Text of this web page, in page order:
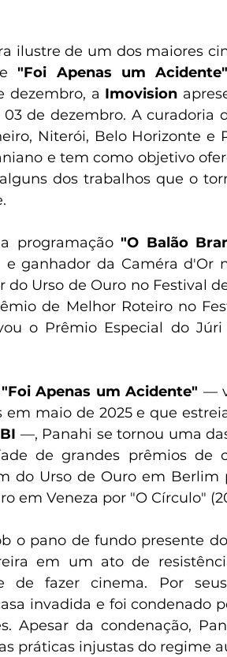
ilustre de um dos maiores
"Foi Apenas um Acidente"
dezembro, a Imovision
de dezembro. A curadoria
Niterói, Belo Horizonte e
e tem como objetivo
dos trabalhos que o
programação "O Balão
ganhador da Caméra d'Or
do Urso de Ouro no Festival
o Prêmio Especial do
"Foi Apenas um Acidente" —
em maio de 2025 e que
—, Panahi se tornou uma
de grandes prêmios de
do Urso de Ouro em Berlim
em Veneza por "O Círculo"
o pano de fundo presente
em um ato de
de fazer cinema. Por
invadida e foi condenado
Apesar da condenação,
práticas injustas do regime